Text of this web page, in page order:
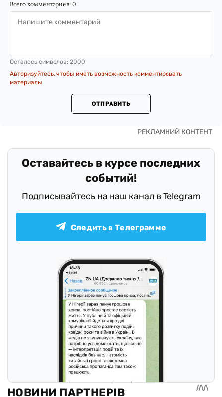
Всего комментариев: 0
Осталось символов: 2000
Авторизуйтесь, чтобы иметь возможность комментировать
материалы
ОТПРАВИТЬ
Оставайтесь в курсе последних
событий!
Подписывайтесь на наш канал в Telegram
Следить в Телеграмме